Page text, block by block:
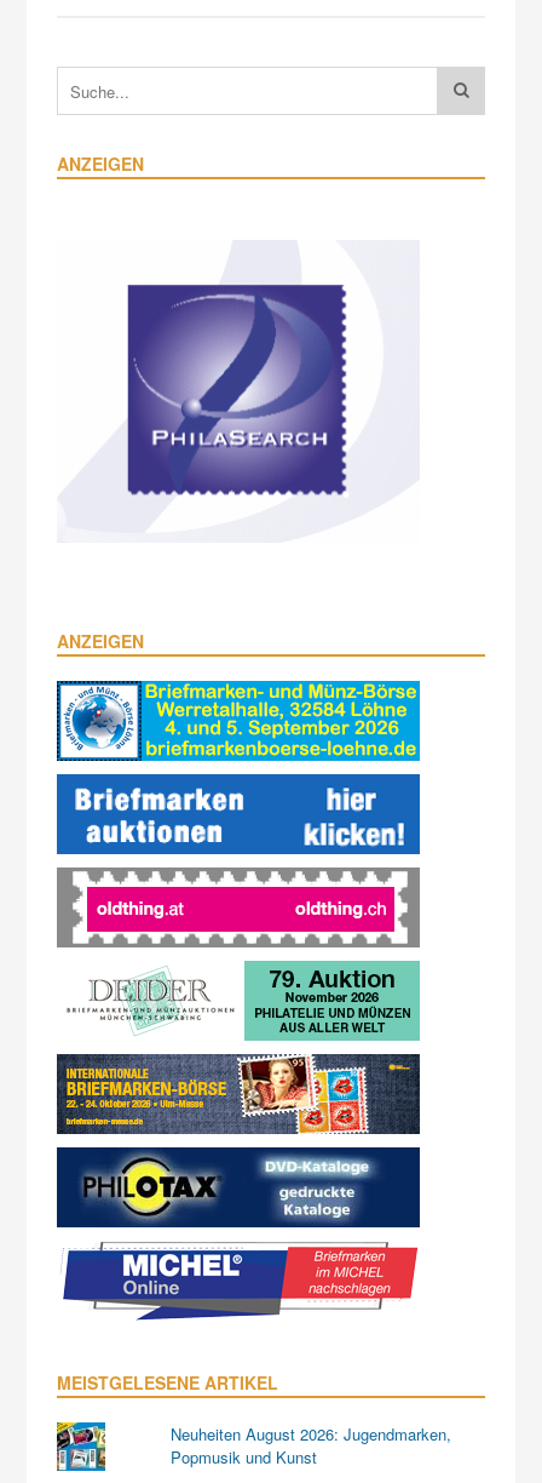
ANZEIGEN
ANZEIGEN
MEISTGELESENE ARTIKEL
Neuheiten August 2026: Jugendmarken,
Popmusik und Kunst